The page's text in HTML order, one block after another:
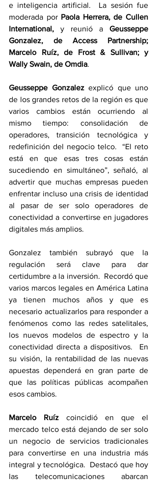
e inteligencia artificial.  La sesión fue
moderada por Paola Herrera, de Cullen
International, y reunió a Geusseppe
Gonzalez, de Access Partnership;
Marcelo Ruíz, de Frost & Sullivan; y
Wally Swain, de Omdia.
Geusseppe Gonzalez explicó que uno
de los grandes retos de la región es que
varios cambios están ocurriendo al
mismo tiempo: consolidación de
operadores, transición tecnológica y
redefinición del negocio telco.  “El reto
está en que esas tres cosas están
sucediendo en simultáneo”, señaló, al
advertir que muchas empresas pueden
enfrentar incluso una crisis de identidad
al pasar de ser solo operadores de
conectividad a convertirse en jugadores
digitales más amplios.
Gonzalez también subrayó que la
regulación será clave para dar
certidumbre a la inversión.  Recordó que
varios marcos legales en América Latina
ya tienen muchos años y que es
necesario actualizarlos para responder a
fenómenos como las redes satelitales,
los nuevos modelos de espectro y la
conectividad directa a dispositivos.  En
su visión, la rentabilidad de las nuevas
apuestas dependerá en gran parte de
que las políticas públicas acompañen
esos cambios.
Marcelo Ruíz coincidió en que el
mercado telco está dejando de ser solo
un negocio de servicios tradicionales
para convertirse en una industria más
integral y tecnológica.  Destacó que hoy
las telecomunicaciones abarcan